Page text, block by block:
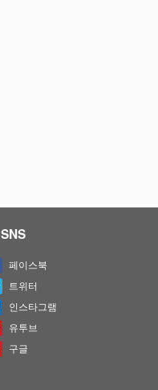
SNS
페이스북
트위터
인스타그램
유투브
구글